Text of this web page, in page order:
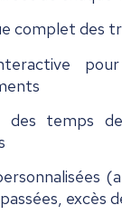
complet des
des temps
excès